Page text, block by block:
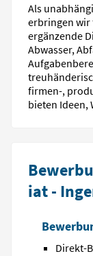
Als
erbringen wir
ergänzende
Abwasser,
firmen-,
bieten Ideen,
iat -
Direkt-